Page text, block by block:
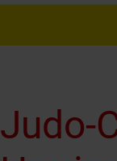
Judo-